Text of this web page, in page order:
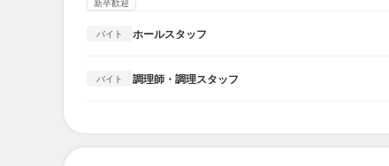
新卒歓迎
バイト ホールスタッフ
バイト 調理師・調理スタッフ